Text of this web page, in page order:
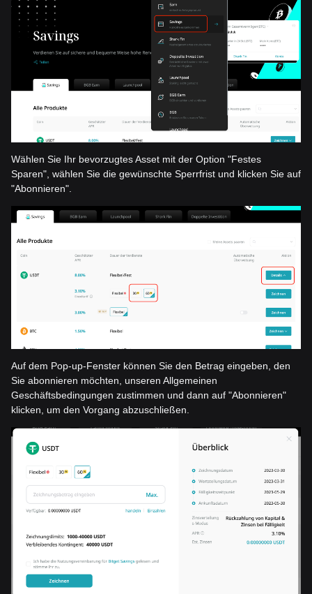
Wählen Sie Ihr bevorzugtes Asset mit der Option "Festes
Sparen", wählen Sie die gewünschte Sperrfrist und klicken Sie auf
"Abonnieren".
Auf dem Pop-up-Fenster können Sie den Betrag eingeben, den
Sie abonnieren möchten, unseren Allgemeinen
Geschäftsbedingungen zustimmen und dann auf "Abonnieren"
klicken, um den Vorgang abzuschließen.